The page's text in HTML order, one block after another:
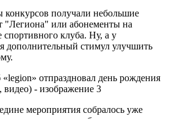
конкурсов получали небольшие
"Легиона" или абонементы на
спортивного клуба. Ну, а у
дополнительный стимул улучшить
мероприятия собралось уже